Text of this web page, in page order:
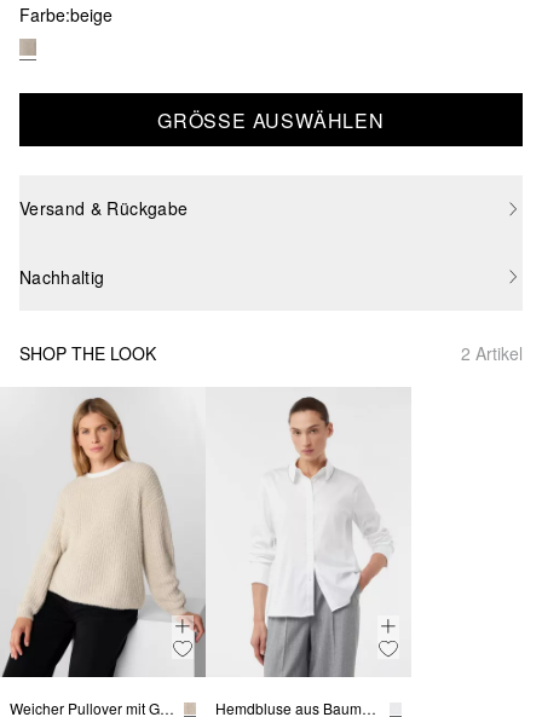
Farbe:beige
GRÖSSE AUSWÄHLEN
Versand & Rückgabe
Nachhaltig
SHOP THE LOOK 2 Artikel
Weicher Pullover mit Glitzergarn
Hemdbluse aus Baumwollpopeline mit Schmuckdetails